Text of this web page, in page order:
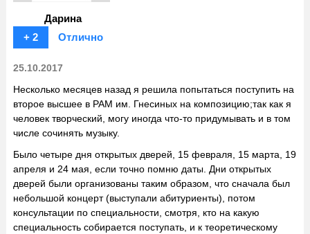
Дарина
+ 2
Отлично
25.10.2017
Несколько месяцев назад я решила попытаться поступить на
второе высшее в РАМ им. Гнесиных на композицию;так как я
человек творческий, могу иногда что-то придумывать и в том
числе сочинять музыку.
Было четыре дня открытых дверей, 15 февраля, 15 марта, 19
апреля и 24 мая, если точно помню даты. Дни открытых
дверей были организованы таким образом, что сначала был
небольшой концерт (выступали абитуриенты), потом
консультации по специальности, смотря, кто на какую
специальность собирается поступать, и к теоретическому